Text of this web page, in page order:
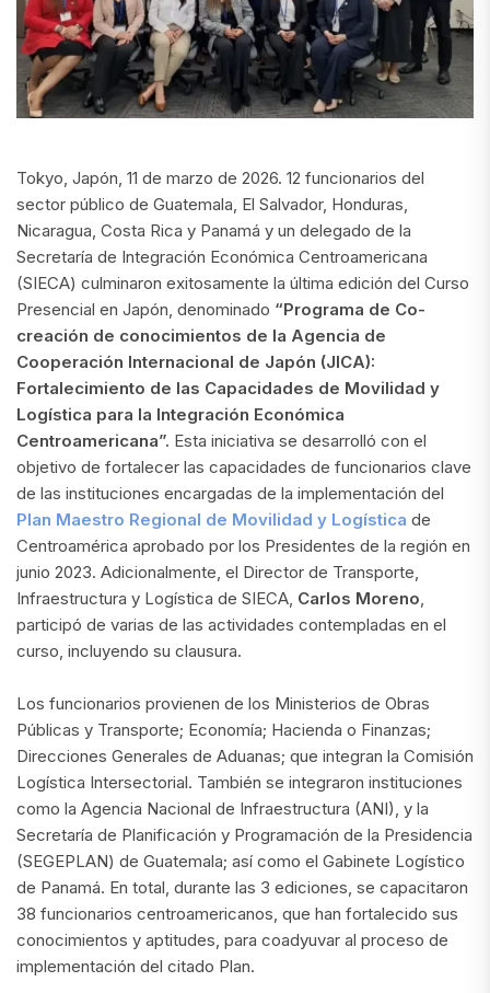
Tokyo, Japón, 11 de marzo de 2026. 12 funcionarios del
sector público de Guatemala, El Salvador, Honduras,
Nicaragua, Costa Rica y Panamá y un delegado de la
Secretaría de Integración Económica Centroamericana
(SIECA) culminaron exitosamente la última edición del Curso
Presencial en Japón, denominado “Programa de Co-
creación de conocimientos de la Agencia de
Cooperación Internacional de Japón (JICA):
Fortalecimiento de las Capacidades de Movilidad y
Logística para la Integración Económica
Centroamericana”. Esta iniciativa se desarrolló con el
objetivo de fortalecer las capacidades de funcionarios clave
de las instituciones encargadas de la implementación del
Plan Maestro Regional de Movilidad y Logística de
Centroamérica aprobado por los Presidentes de la región en
junio 2023. Adicionalmente, el Director de Transporte,
Infraestructura y Logística de SIECA, Carlos Moreno
participó de varias de las actividades contempladas en el
curso, incluyendo su clausura.
Los funcionarios provienen de los Ministerios de Obras
Públicas y Transporte; Economía; Hacienda o Finanzas;
Direcciones Generales de Aduanas; que integran la Comisión
Logística Intersectorial. También se integraron instituciones
como la Agencia Nacional de Infraestructura (ANI), y la
Secretaría de Planificación y Programación de la Presidencia
(SEGEPLAN) de Guatemala; así como el Gabinete Logístico
de Panamá. En total, durante las 3 ediciones, se capacitaron
38 funcionarios centroamericanos, que han fortalecido sus
conocimientos y aptitudes, para coadyuvar al proceso de
implementación del citado Plan.